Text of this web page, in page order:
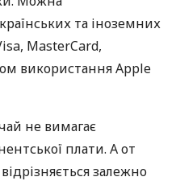
та іноземних
MasterCard,
використання Apple
не вимагає
плати. А от
залежно